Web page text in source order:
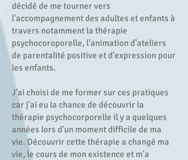
décidé de me tourner vers
l'accompagnement des adultes et enfants à
travers notamment la thérapie
psychocoroporelle, l'animation d'ateliers
de parentalité positive et d'expression pour
les enfants.
J'ai choisi de me former sur ces pratiques
car j'ai eu la chance de découvrir la
thérapie psychocorporelle il y a quelques
années lors d'un moment difficile de ma
vie. Découvrir cette thérapie a changé ma
vie, le cours de mon existence et m'a